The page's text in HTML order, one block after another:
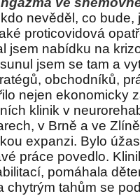
nevěděl, co bude,
proticovidová
jsem nabídku na
jsem se tam a
obchodníků,
nejen ekonomicky
klinik v
v Brně a ve
expanzi. Bylo
práce povedlo.
pomáhala
chytrým tahům se